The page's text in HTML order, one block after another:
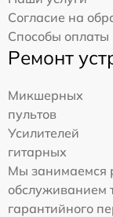
Согласие на
Способы оплаты
Ремонт
Микшерных
пультов
Усилителей
гитарных
Мы занимаемся
обслуживанием
гарантийного